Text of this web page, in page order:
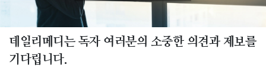
데일리메디는 독자 여러분의 소중한 의견과 제보를
기다립니다.